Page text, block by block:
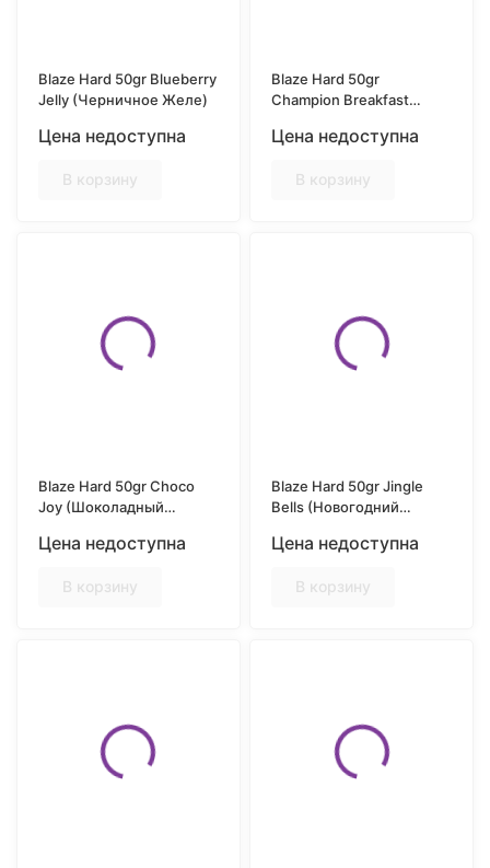
Blaze Hard 50gr Blueberry
Jelly (Черничное Желе)
Цена недоступна
В корзину
Blaze Hard 50gr
Champion Breakfast
ягодами)
Цена недоступна
В корзину
Blaze Hard 50gr Choco
Joy (Шоколадный
Цена недоступна
В корзину
Blaze Hard 50gr Jingle
Bells (Новогодний
Цена недоступна
В корзину